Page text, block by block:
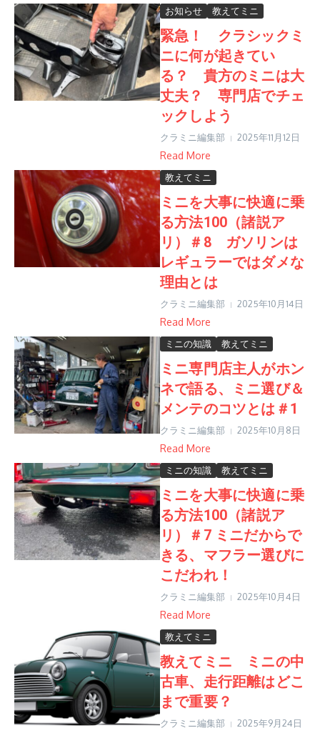
お知らせ 教えてミニ
緊急！ クラシックミ
ニに何が起きてい
る？ 貴方のミニは大
丈夫？ 専門店でチェ
ックしよう
クラミニ編集部 2025年11月12日
Read More
教えてミニ
ミニを大事に快適に乗
る方法100（諸説ア
リ）＃8 ガソリンは
レギュラーではダメな
理由とは
クラミニ編集部 2025年10月14日
Read More
ミニの知識 教えてミニ
ミニ専門店主人がホン
ネで語る、ミニ選び＆
メンテのコツとは＃1
クラミニ編集部 2025年10月8日
Read More
ミニの知識 教えてミニ
ミニを大事に快適に乗
る方法100（諸説ア
リ）＃7 ミニだからで
きる、マフラー選びに
こだわれ！
クラミニ編集部 2025年10月4日
Read More
教えてミニ
教えてミニ ミニの中
古車、走行距離はどこ
まで重要？
クラミニ編集部 2025年9月24日